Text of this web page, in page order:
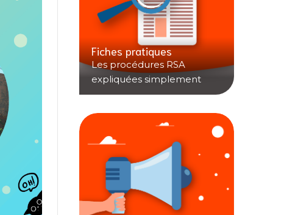
Fiches pratiques
Les procédures RSA
expliquées simplement